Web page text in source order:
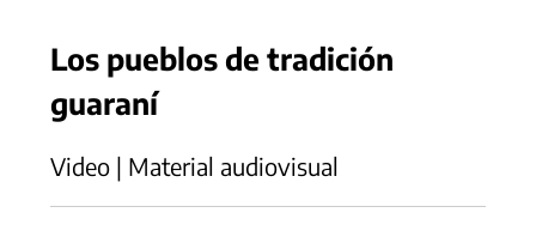
Los pueblos de tradición
guaraní
Video | Material audiovisual